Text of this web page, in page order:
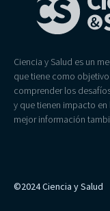
Ciencia y Salud es un
que tiene como
comprender los
y que tienen impacto
mejor información
©2024 Ciencia y Salud